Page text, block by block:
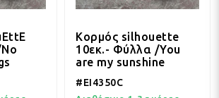
Κορμός silhouette
10εκ.- Φύλλα /You
are my sunshine
#EI4350C